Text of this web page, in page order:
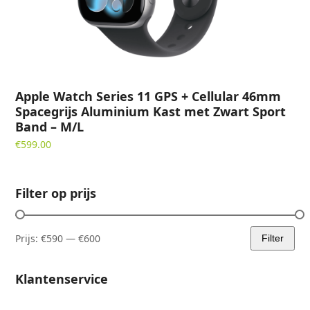
Apple Watch Series 11 GPS + Cellular 46mm
Spacegrijs Aluminium Kast met Zwart Sport
Band – M/L
€599.00
Filter op prijs
Min.
Max.
Filter
Prijs:€590 —€600
Klantenservice